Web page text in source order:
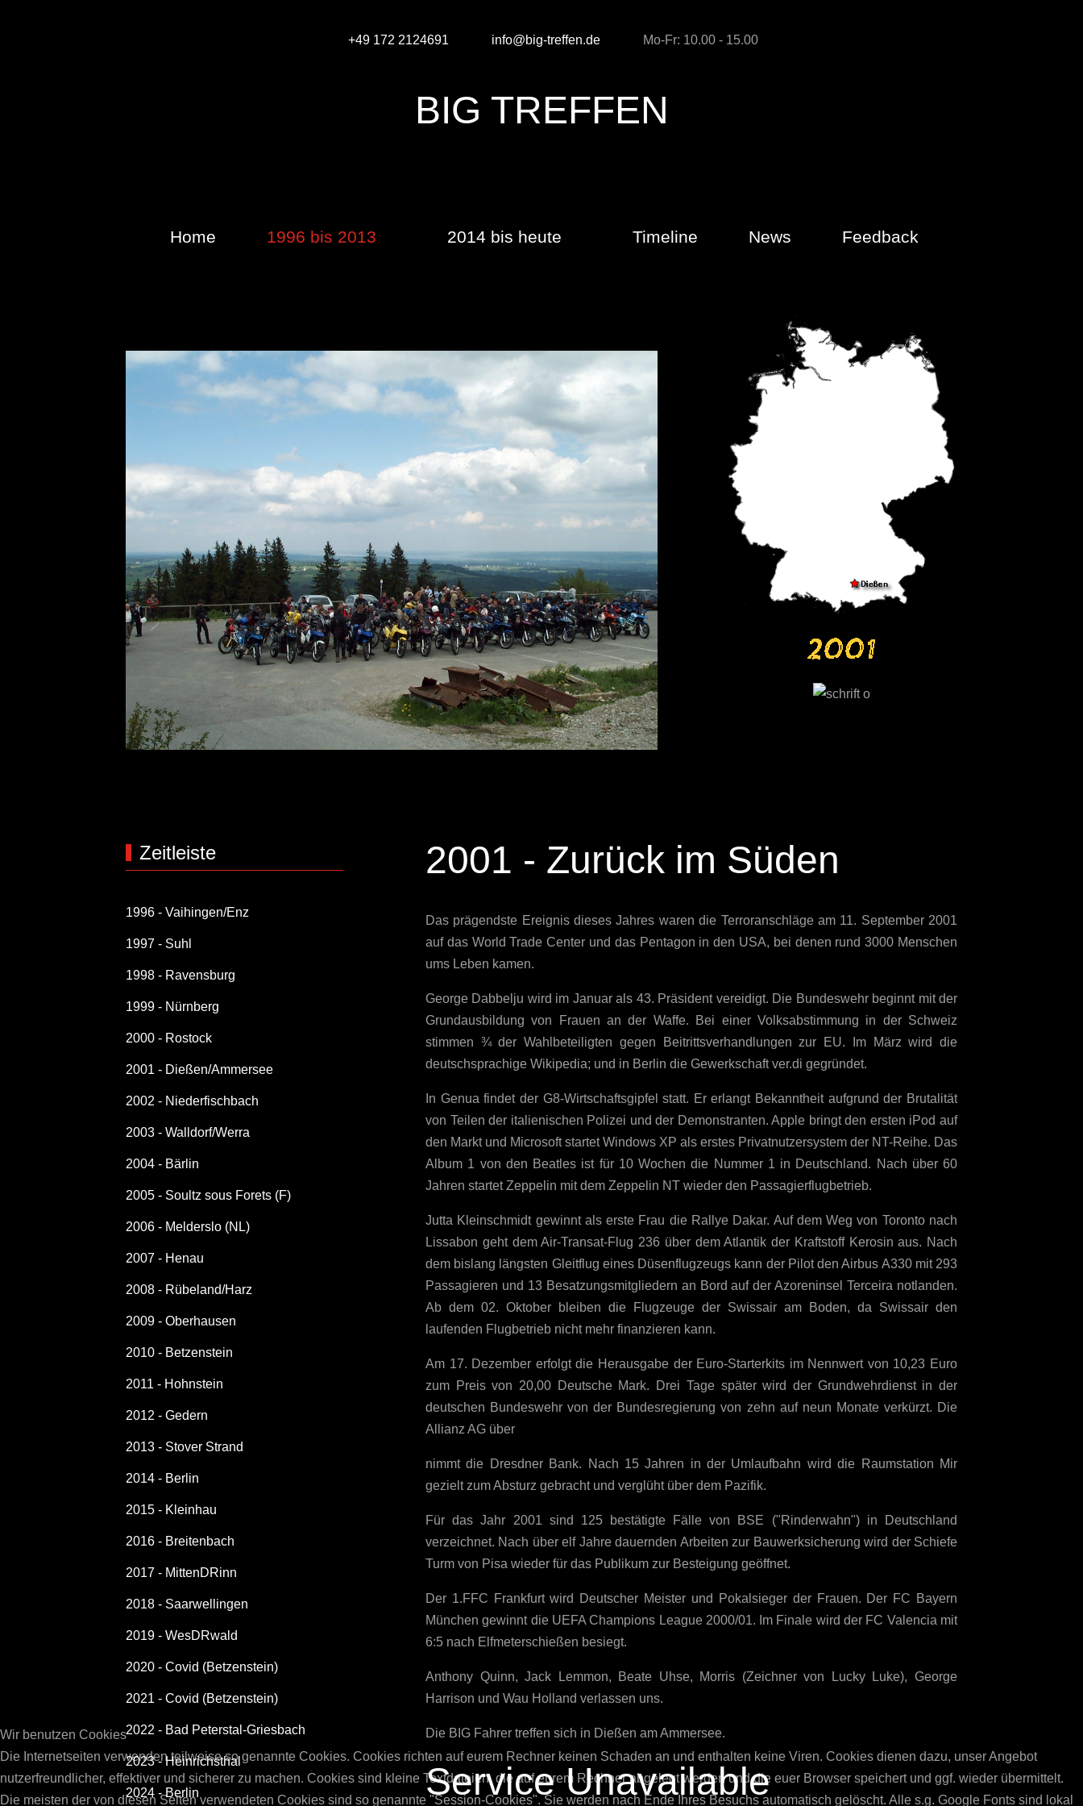
+49 172 2124691 info@big-treffen.de Mo-Fr: 10.00 - 15.00
BIG TREFFEN
Home 1996 bis 2013 2014 bis heute Timeline News Feedback
Zeitleiste
1996 - Vaihingen/Enz
1997 - Suhl
1998 - Ravensburg
1999 - Nürnberg
2000 - Rostock
2001 - Dießen/Ammersee
2002 - Niederfischbach
2003 - Walldorf/Werra
2004 - Bärlin
2005 - Soultz sous Forets (F)
2006 - Melderslo (NL)
2007 - Henau
2008 - Rübeland/Harz
2009 - Oberhausen
2010 - Betzenstein
2011 - Hohnstein
2012 - Gedern
2013 - Stover Strand
2014 - Berlin
2015 - Kleinhau
2016 - Breitenbach
2017 - MittenDRinn
2018 - Saarwellingen
2019 - WesDRwald
2020 - Covid (Betzenstein)
2021 - Covid (Betzenstein)
2022 - Bad Peterstal-Griesbach
2023 - Heinrichsthal
2024 - Berlin
2001 - Zurück im Süden
Das prägendste Ereignis dieses Jahres waren die Terroranschläge am 11. September 2001
auf das World Trade Center und das Pentagon in den USA, bei denen rund 3000 Menschen
ums Leben kamen.
George Dabbelju wird im Januar als 43. Präsident vereidigt. Die Bundeswehr beginnt mit der
Grundausbildung von Frauen an der Waffe. Bei einer Volksabstimmung in der Schweiz
stimmen ¾ der Wahlbeteiligten gegen Beitrittsverhandlungen zur EU. Im März wird die
deutschsprachige Wikipedia; und in Berlin die Gewerkschaft ver.di gegründet.
In Genua findet der G8-Wirtschaftsgipfel statt. Er erlangt Bekanntheit aufgrund der Brutalität
von Teilen der italienischen Polizei und der Demonstranten. Apple bringt den ersten iPod auf
den Markt und Microsoft startet Windows XP als erstes Privatnutzersystem der NT-Reihe. Das
Album 1 von den Beatles ist für 10 Wochen die Nummer 1 in Deutschland. Nach über 60
Jahren startet Zeppelin mit dem Zeppelin NT wieder den Passagierflugbetrieb.
Jutta Kleinschmidt gewinnt als erste Frau die Rallye Dakar. Auf dem Weg von Toronto nach
Lissabon geht dem Air-Transat-Flug 236 über dem Atlantik der Kraftstoff Kerosin aus. Nach
dem bislang längsten Gleitflug eines Düsenflugzeugs kann der Pilot den Airbus A330 mit 293
Passagieren und 13 Besatzungsmitgliedern an Bord auf der Azoreninsel Terceira notlanden.
Ab dem 02. Oktober bleiben die Flugzeuge der Swissair am Boden, da Swissair den
laufenden Flugbetrieb nicht mehr finanzieren kann.
Am 17. Dezember erfolgt die Herausgabe der Euro-Starterkits im Nennwert von 10,23 Euro
zum Preis von 20,00 Deutsche Mark. Drei Tage später wird der Grundwehrdienst in der
deutschen Bundeswehr von der Bundesregierung von zehn auf neun Monate verkürzt. Die
Allianz AG über
nimmt die Dresdner Bank. Nach 15 Jahren in der Umlaufbahn wird die Raumstation Mir
gezielt zum Absturz gebracht und verglüht über dem Pazifik.
Für das Jahr 2001 sind 125 bestätigte Fälle von BSE ("Rinderwahn") in Deutschland
verzeichnet. Nach über elf Jahre dauernden Arbeiten zur Bauwerksicherung wird der Schiefe
Turm von Pisa wieder für das Publikum zur Besteigung geöffnet.
Der 1.FFC Frankfurt wird Deutscher Meister und Pokalsieger der Frauen. Der FC Bayern
München gewinnt die UEFA Champions League 2000/01. Im Finale wird der FC Valencia mit
6:5 nach Elfmeterschießen besiegt.
Anthony Quinn, Jack Lemmon, Beate Uhse, Morris (Zeichner von Lucky Luke), George
Harrison und Wau Holland verlassen uns.
Die BIG Fahrer treffen sich in Dießen am Ammersee.
Service Unavailable
Wir benutzen Cookies
Die Internetseiten verwenden teilweise so genannte Cookies. Cookies richten auf eurem Rechner keinen Schaden an und enthalten keine Viren. Cookies dienen dazu, unser Angebot
nutzerfreundlicher, effektiver und sicherer zu machen. Cookies sind kleine Textdateien, die auf eurem Rechner abgelegt werden und die euer Browser speichert und ggf. wieder übermittelt.
Die meisten der von diesen Seiten verwendeten Cookies sind so genannte "Session-Cookies". Sie werden nach Ende Ihres Besuchs automatisch gelöscht. Alle s.g. Google Fonts sind lokal